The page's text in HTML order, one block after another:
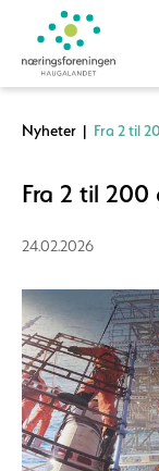
Nyheter | Fra 2 til
Fra 2 til 200
24.02.2026